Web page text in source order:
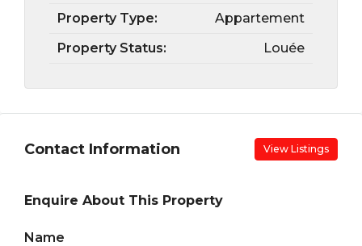
Property Type:
Appartement
Property Status:
Louée
Contact Information View Listings
Enquire About This Property
Name